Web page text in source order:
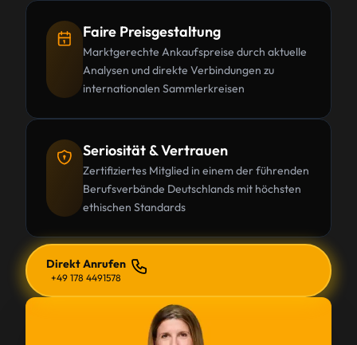
Faire Preisgestaltung
Marktgerechte Ankaufspreise durch aktuelle
Analysen und direkte Verbindungen zu
internationalen Sammlerkreisen
Seriosität & Vertrauen
Zertifiziertes Mitglied in einem der führenden
Berufsverbände Deutschlands mit höchsten
ethischen Standards
Direkt Anrufen
+49 178 4491578